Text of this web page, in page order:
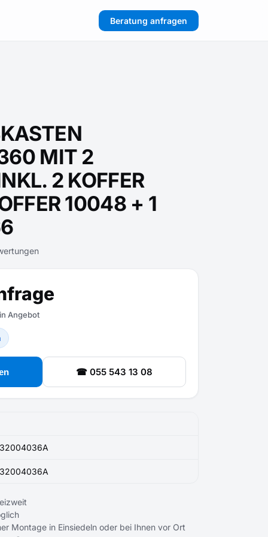
Beratung anfragen
MIT 2
2 KOFFER
10048 + 1
Angebot
☎ 055 543 13 08
Montage in Einsiedeln oder bei Ihnen vor Ort